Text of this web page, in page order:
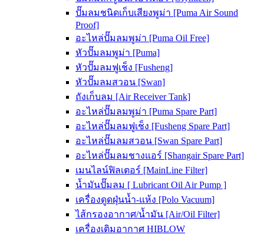
ปั๊มลมชนิดเก็บเสียงพูม่า [Puma Air Sound
Proof]
อะไหล่ปั๊มลมพูม่า [Puma Oil Free]
หัวปั๊มลมพูม่า [Puma]
หัวปั๊มลมฟูเช็ง [Fusheng]
หัวปั๊มลมสวอน [Swan]
ถังเก็บลม [Air Receiver Tank]
อะไหล่ปั๊มลมพูม่า [Puma Spare Part]
อะไหล่ปั๊มลมฟูเช็ง [Fusheng Spare Part]
อะไหล่ปั๊มลมสวอน [Swan Spare Part]
อะไหล่ปั๊มลมชางแอร์ [Shangair Spare Part]
เมนไลน์ฟิลเตอร์ [MainLine Filter]
น้ำมันปั๊มลม [ Lubricant Oil Air Pump ]
เครื่องดูดฝุ่นน้ำ-แห้ง [Polo Vacuum]
ไส้กรองอากาศ/น้ำมัน [Air/Oil Filter]
เครื่องเติมอากาศ HIBLOW